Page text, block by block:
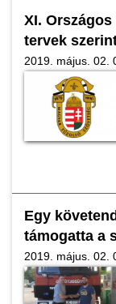
XI.
tervek
2019. május. 02.
Egy
támogatta a
2019. május. 02.